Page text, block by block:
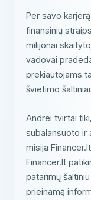
Per savo
finansinių
milijonai
vadovai
prekiautojams
švietimo
Andrei tvirtai
subalansuoto ir
misija
Financer.lt
patarimų
prieinamą